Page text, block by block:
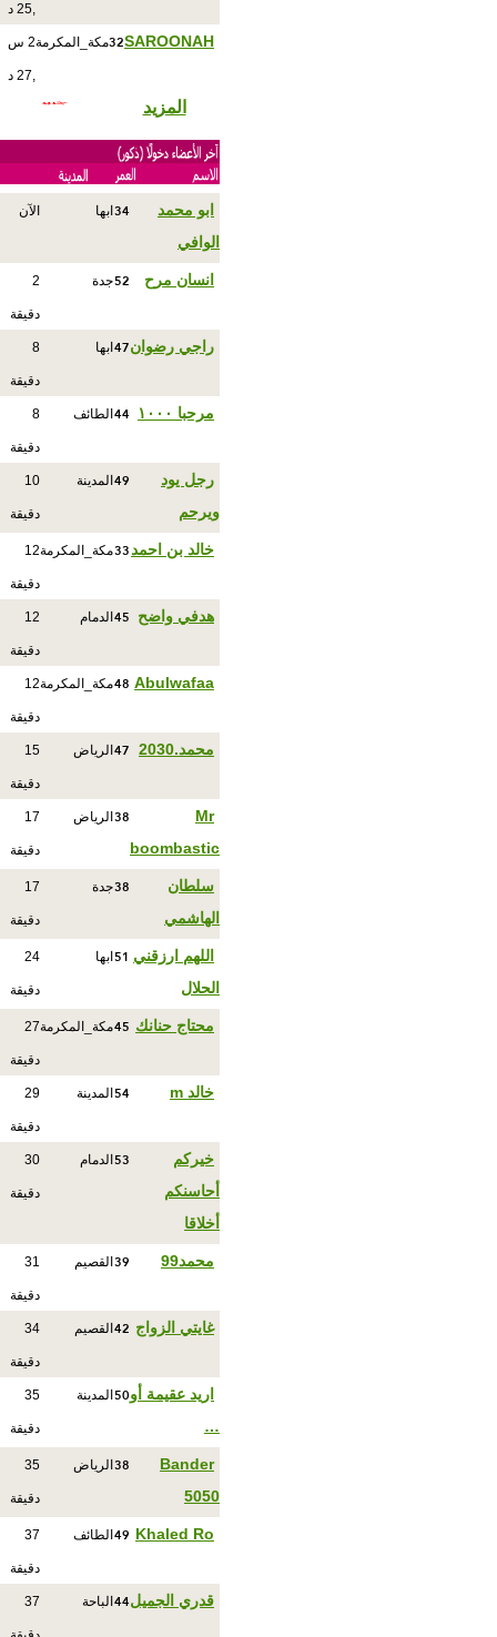
,25 د
SAROONAH
32مكة_المكرمة 2 س
,27 د
المزيد
ابو محمد
الوافي
34 ابها الآن
انسان مرح 52جدة 2
دقيقة
راجي رضوان47 ابها 8
دقيقة
مرحبا ١٠٠٠ 44 الطائف 8
دقيقة
رجل يود
ويرحم
49 المدينة 10
دقيقة
خالد بن احمد33مكة_المكرمة12
دقيقة
هدفي واضح 45 الدمام 12
دقيقة
Abulwafaa
48مكة_المكرمة12
دقيقة
محمد.2030 47 الرياض 15
دقيقة
Mr
boombastic
38 الرياض 17
دقيقة
سلطان
الهاشمي
38جدة 17
دقيقة
اللهم ارزقني
الحلال
51 ابها 24
دقيقة
محتاج حنانك 45مكة_المكرمة27
دقيقة
خالد m 54 المدينة 29
دقيقة
خيركم
أحاسنكم
أخلاقا
53 الدمام 30
دقيقة
محمد99 39 القصيم 31
دقيقة
غايتي الزواج 42 القصيم 34
دقيقة
اريد عقيمة أو
…
50 المدينة 35
دقيقة
Bander
5050
38 الرياض 35
دقيقة
Khaled Ro
49 الطائف 37
دقيقة
قدري الجميل44 الباحة 37